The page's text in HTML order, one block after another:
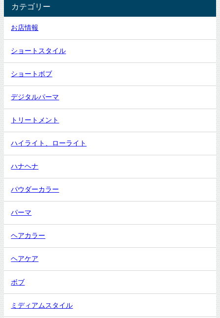
カテゴリー
お店情報
ショートスタイル
ショートボブ
デジタルパーマ
トリートメント
ハイライト、ローライト
ハナヘナ
パウダーカラー
パーマ
ヘアカラー
ヘアケア
ボブ
ミディアムスタイル